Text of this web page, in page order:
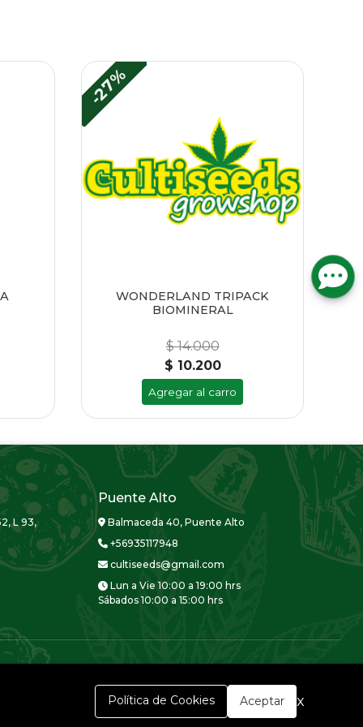
-27%
WONDERLAND TRIPACK
BIOMINERAL
$ 14.000
$ 10.200
Agregar al carro
L 93,
Puente Alto
Balmaceda 40, Puente Alto
+56935117948
cultiseeds@gmail.com
Lun a Vie 10:00 a 19:00 hrs
Sábados 10:00 a 15:00 hrs
Política de Cookies Aceptar x